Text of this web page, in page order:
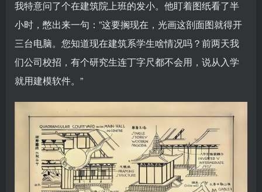
我特意问了个在建筑院上班的发小。他盯着图纸看了半
小时，憋出来一句：”这要搁现在，光画这剖面图就得开
三台电脑。您知道现在建筑系学生啥情况吗？前两天我
们公司校招，有个研究生连丁字尺都不会用，说从入学
就用建模软件。”